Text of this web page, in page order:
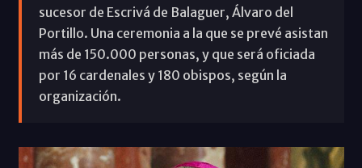
sucesor de Escrivá de Balaguer, Álvaro del
Portillo. Una ceremonia a la que se prevé asistan
más de 150.000 personas, y que será oficiada
por 16 cardenales y 180 obispos, según la
organización.